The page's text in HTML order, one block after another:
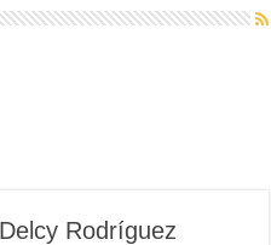
Rodríguez